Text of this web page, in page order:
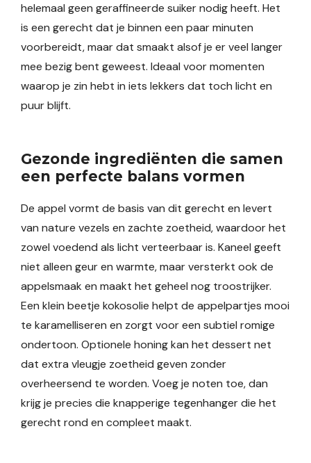
helemaal geen geraffineerde suiker nodig heeft. Het
is een gerecht dat je binnen een paar minuten
voorbereidt, maar dat smaakt alsof je er veel langer
mee bezig bent geweest. Ideaal voor momenten
waarop je zin hebt in iets lekkers dat toch licht en
puur blijft.
Gezonde ingrediënten die samen
een perfecte balans vormen
De appel vormt de basis van dit gerecht en levert
van nature vezels en zachte zoetheid, waardoor het
zowel voedend als licht verteerbaar is. Kaneel geeft
niet alleen geur en warmte, maar versterkt ook de
appelsmaak en maakt het geheel nog troostrijker.
Een klein beetje kokosolie helpt de appelpartjes mooi
te karamelliseren en zorgt voor een subtiel romige
ondertoon. Optionele honing kan het dessert net
dat extra vleugje zoetheid geven zonder
overheersend te worden. Voeg je noten toe, dan
krijg je precies die knapperige tegenhanger die het
gerecht rond en compleet maakt.